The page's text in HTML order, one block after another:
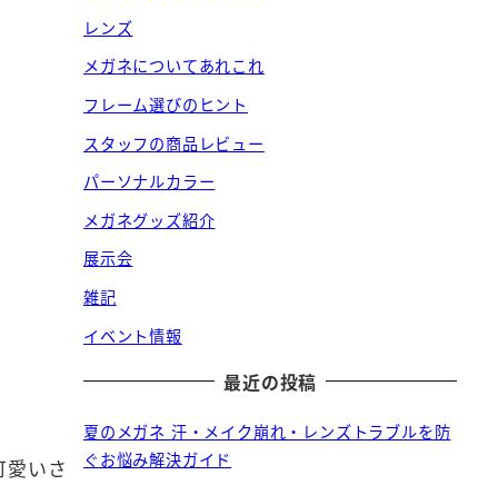
いさ
レンズ
メガネについてあれこれ
フレーム選びのヒント
スタッフの商品レビュー
パーソナルカラー
メガネグッズ紹介
展示会
雑記
イベント情報
最近の投稿
夏のメガネ 汗・メイク崩れ・レンズトラブルを防
ぐお悩み解決ガイド